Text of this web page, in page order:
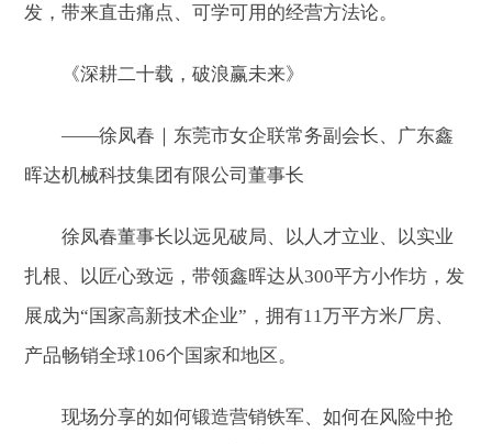
发，带来直击痛点、可学可用的经营方法论。
《深耕二十载，破浪赢未来》
——徐凤春｜东莞市女企联常务副会长、广东鑫
晖达机械科技集团有限公司董事长
徐凤春董事长以远见破局、以人才立业、以实业
扎根、以匠心致远，带领鑫晖达从300平方小作坊，发
展成为“国家高新技术企业”，拥有11万平方米厂房、
产品畅销全球106个国家和地区。
现场分享的如何锻造营销铁军、如何在风险中抢